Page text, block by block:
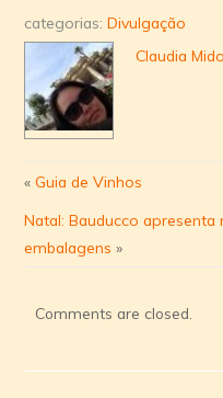
categorias:Divulgação
Claudia
«Guia de Vinhos
Natal: Bauducco
embalagens »
Comments are closed.